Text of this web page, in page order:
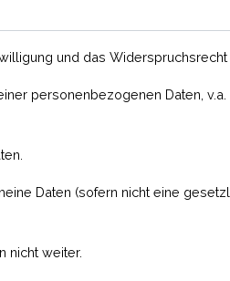
und das
personenbezogenen Daten,
Daten (sofern nicht eine
nicht weiter.